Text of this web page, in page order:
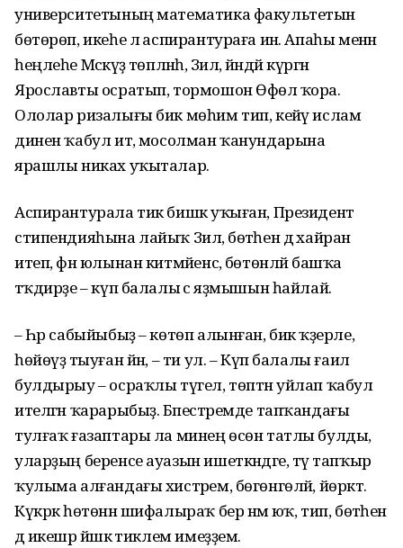
университетының математика факультетын
бөтөрөп, икеһе лә аспирантураға инә. Апаһы менән
һеңлеһе Мәскәүҙә төпләнһә, Зилә, йәндәй күргән
Ярославты осратып, тормошон Өфөлә ҡора.
Ололар ризалығы бик мөһим тип, кейәү ислам
динен ҡабул итә, мосолман ҡанундарына
ярашлы никах уҡыталар.
Аспирантурала тик бишкә уҡыған, Президент
стипендияһына лайыҡ Зилә, бөтәһен дә хайран
итеп, фән юлынан китмәйенсә, бөтөнләй башҡа
тәҡдирҙе – күп балалы әсә яҙмышын һайлай.
– Һәр сабыйыбыҙ – көтөп алынған, бик ҡәҙерле,
һөйөүҙә тыуған йән, – ти ул. – Күп балалы ғаилә
булдырыу – осраҡлы түгел, төптән уйлап ҡабул
ителгән ҡарарыбыҙ. Бәпестәремде тапҡандағы
тулғаҡ ғазаптары ла минең өсөн татлы булды,
уларҙың беренсе ауазын ишеткәндәге, тәү тапҡыр
ҡулыма алғандағы хистәрем, бөгөнгөләй, йөрәктә.
Күкрәк һөтөнән шифалыраҡ бер нәмә юҡ, тип, бөтәһен
дә икешәр йәшкә тиклем имеҙҙем.